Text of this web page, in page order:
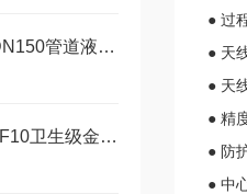
80G雷达液位计在DN150管道液位测量中的应用
从结构到应用：DSF10卫生级金属管转子流量计特点全解析
● 过
● 天
● 天
● 精
● 防
● 中